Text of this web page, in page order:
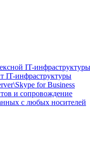
IT-
IT-инфраструктуры
for Business
и сопровождение
с любых носителей